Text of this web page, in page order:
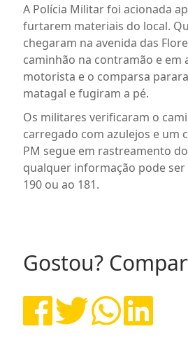
A Polícia Militar foi acionada
furtarem materiais do local.
chegaram na avenida das
caminhão na contramão e em
motorista e o comparsa
matagal e fugiram a pé.
Os militares verificaram o
carregado com azulejos e um
PM segue em rastreamento
qualquer informação pode ser
190 ou ao 181.
Gostou?